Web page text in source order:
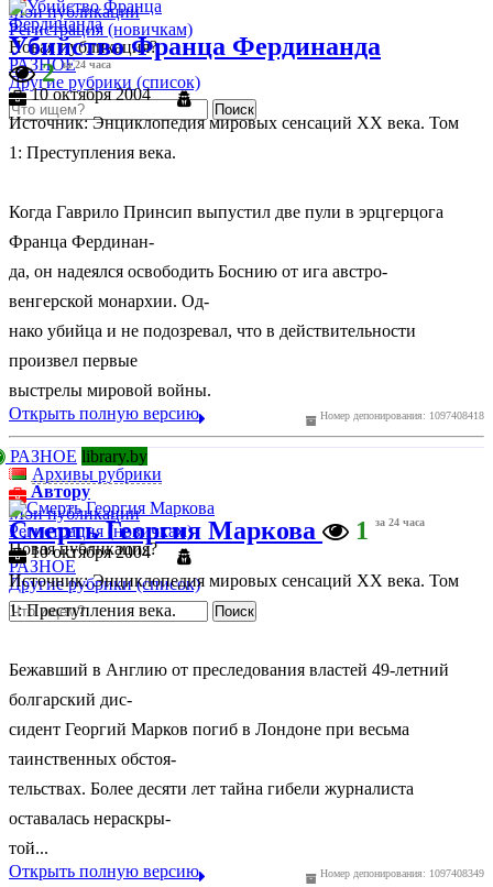
Мои публикации
Регистрация (новичкам)
Новая публикация?
РАЗНОЕ
Другие рубрики (список)
Убийство Франца Фердинанда
2 за 24 часа
10 октября 2004
Источник: Энциклопедия мировых сенсаций ХХ века. Том
1: Преступления века.
Когда Гаврило Принсип выпустил две пули в эрцгерцога
Франца Фердинан-
да, он надеялся освободить Боснию от ига австро-
венгерской монархии. Од-
нако убийца и не подозревал, что в действительности
произвел первые
выстрелы мировой войны.
Номер депонирования: 1097408418
Открыть полную версию
РАЗНОЕ library.by
Архивы рубрики
Автору
Мои публикации
Регистрация (новичкам)
Новая публикация?
РАЗНОЕ
Другие рубрики (список)
Смерть Георгия Маркова 1 за 24 часа
10 октября 2004
Источник: Энциклопедия мировых сенсаций ХХ века. Том
1: Преступления века.
Бежавший в Англию от преследования властей 49-летний
болгарский дис-
сидент Георгий Марков погиб в Лондоне при весьма
таинственных обстоя-
тельствах. Более десяти лет тайна гибели журналиста
оставалась нераскры-
той...
Номер депонирования: 1097408349
Открыть полную версию